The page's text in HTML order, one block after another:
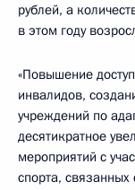
рублей, а
в этом году
«Повышение
инвалидов,
учреждений по
десятикратное
мероприятий с
спорта,